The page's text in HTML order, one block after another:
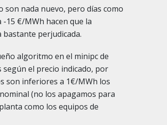
son nada nuevo, pero días como
-15 €/MWh hacen que la
bastante perjudicada.
algoritmo en el minipc de
el precio indicado, por
son inferiores a 1€/MWh los
(no los apagamos para
como los equipos de